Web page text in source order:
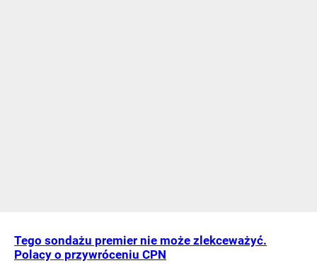
Tego sondażu premier nie może zlekceważyć.
Polacy o przywróceniu CPN